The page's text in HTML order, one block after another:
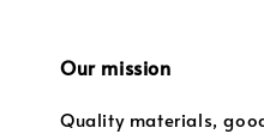
Our mission
Quality materials,